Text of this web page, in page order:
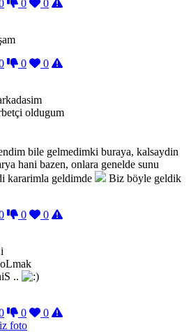
0
0
0
0
oldugum
bile gelmedimki buraya, kalsaydin
hani bazen, onlara genelde sunu
kararimla geldimde
Biz böyle geldik
0
0
..
0
0